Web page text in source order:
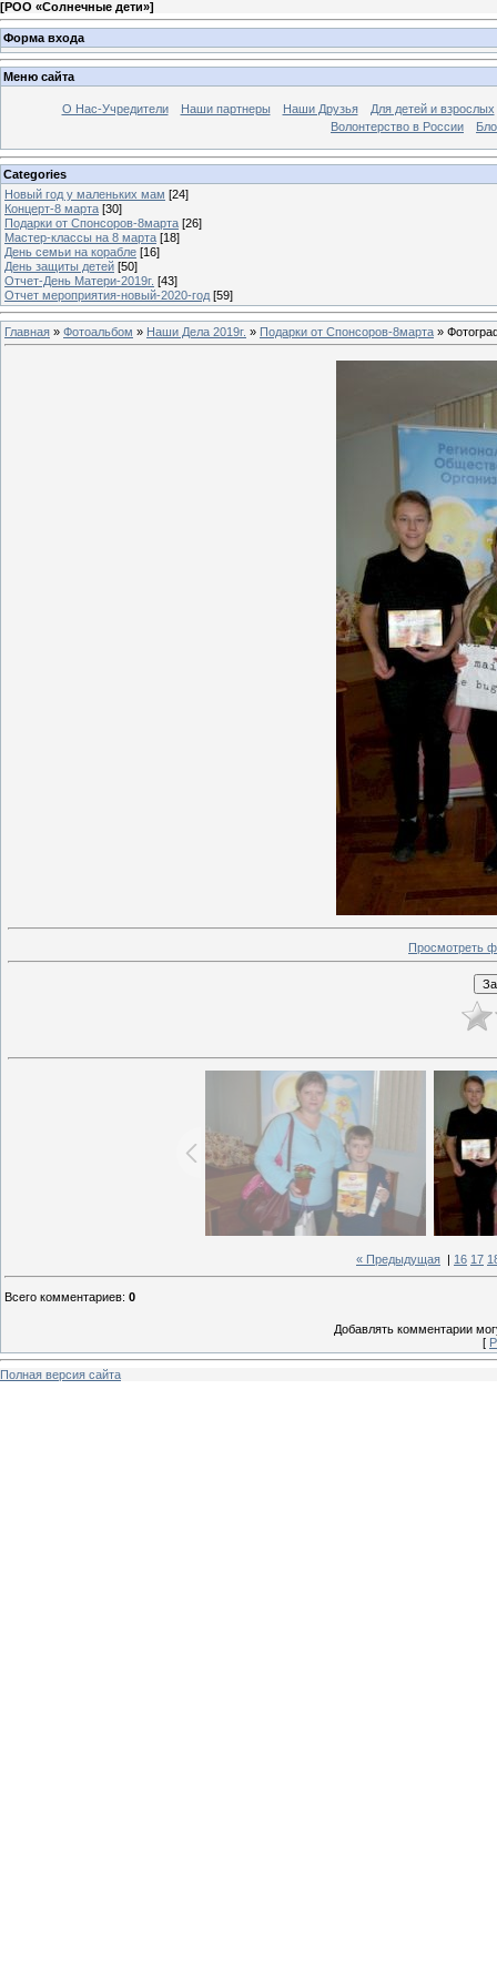
[РОО «Солнечные дети»]
Форма входа
Меню сайта
О Нас-Учредители Наши партнеры Наши Друзья
Для детей и взрослых
Волонтерство в России
Categories
Новый год у маленьких мам [24]
Концерт-8 марта [30]
Подарки от Спонсоров-8марта [26]
Мастер-классы на 8 марта [18]
День семьи на корабле [16]
День защиты детей [50]
Отчет-День Матери-2019г. [43]
Отчет мероприятия-новый-2020-год [59]
Главная » Фотоальбом » Наши Дела 2019г. » Подарки от Спонсоров-8марта »
Просмотреть
« Предыдущая 16 17
Всего комментариев: 0
Добавлять комментарии
[
Полная версия сайта